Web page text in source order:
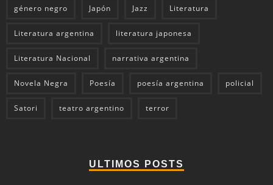
género negro Japón Jazz Literatura
Literatura argentina literatura japonesa
Literatura Nacional narrativa argentina
Novela Negra Poesía poesía argentina policial
Satori teatro argentino terror
ULTIMOS POSTS